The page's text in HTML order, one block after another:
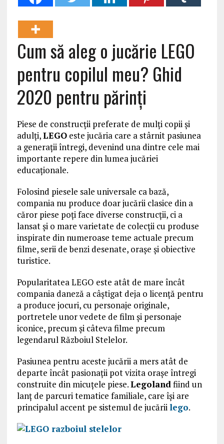
Cum să aleg o jucărie LEGO
pentru copilul meu? Ghid
2020 pentru părinți
Piese de construcții preferate de mulți copii și
adulți,LEGOeste jucăria care a stârnit pasiunea
a generații întregi, devenind una dintre cele mai
importante repere din lumea jucăriei
educaționale.
Folosind piesele sale universale ca bază,
compania nu produce doar jucării clasice din a
căror piese poți face diverse construcții, ci a
lansat și o mare varietate de colecții cu produse
inspirate din numeroase teme actuale precum
filme, serii de benzi desenate, orașe și obiective
turistice.
Popularitatea LEGO este atât de mare încât
compania daneză a câștigat deja o licență pentru
a produce jocuri, cu personaje originale,
portretele unor vedete de film și personaje
iconice, precum și câteva filme precum
legendarul Războiul Stelelor.
Pasiunea pentru aceste jucării a mers atât de
departe încât pasionații pot vizita orașe întregi
construite din micuțele piese.Legolandfiind un
lanț de parcuri tematice familiale, care își are
principalul accent pe sistemul de jucăriilego.